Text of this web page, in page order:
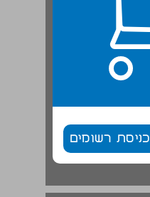
כניסת רשומים